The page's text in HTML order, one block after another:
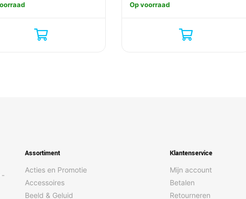
Op voorraad
-
Assortiment
Acties en Promotie
Accessoires
Beeld & Geluid
Klantenservice
Mijn account
Betalen
Retourneren